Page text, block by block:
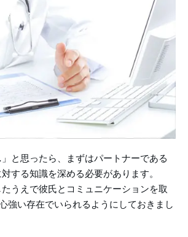
と思ったら、まずはパートナーである
する知識を深める必要があります。
うえで彼氏とコミュニケーションを取
強い存在でいられるようにしておきまし